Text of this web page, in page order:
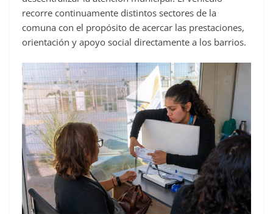
recorre continuamente distintos sectores de la
comuna con el propósito de acercar las prestaciones,
orientación y apoyo social directamente a los barrios.